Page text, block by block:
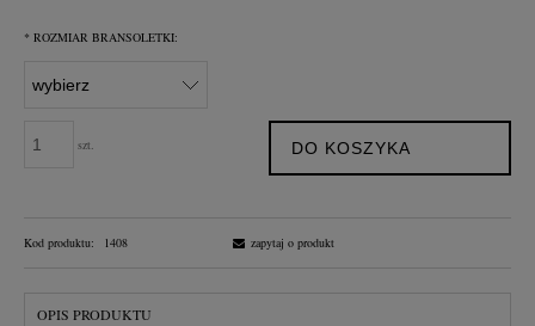
* ROZMIAR BRANSOLETKI:
szt. DO KOSZYKA
Kod produktu: 1408 zapytaj o produkt
OPIS PRODUKTU